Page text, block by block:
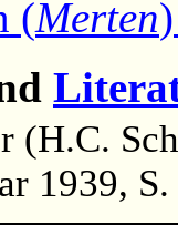
(Merten
(H.C.
1939,